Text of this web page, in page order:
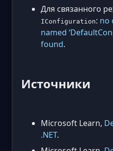
Для связанного
IConfiguration: no
named
found.
Источники
Microsoft Learn,
.NET.